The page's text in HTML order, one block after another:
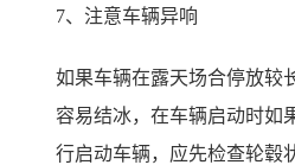
7、注意车辆异响
如果车辆在露天场合停放较
容易结冰，在车辆启动时如
行启动车辆，应先检查轮毂